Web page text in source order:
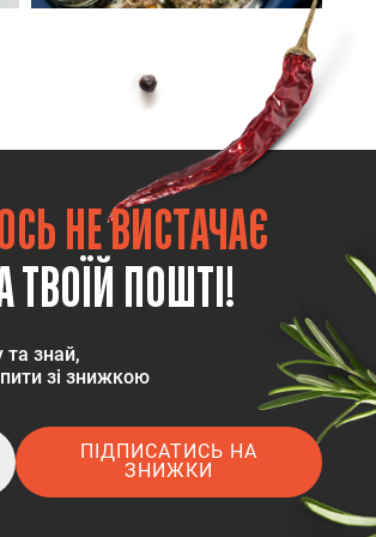
НЕ ВИСТАЧАЄ
ТВОЇЙ ПОШТІ!
знай,
зі знижкою
ПІДПИСАТИСЬ НА
ЗНИЖКИ